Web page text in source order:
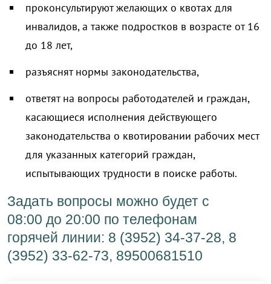
проконсультируют желающих о квотах для
инвалидов, а также подростков в возрасте от 16
до 18 лет,
разъяснят нормы законодательства,
ответят на вопросы работодателей и граждан,
касающиеся исполнения действующего
законодательства о квотировании рабочих мест
для указанных категорий граждан,
испытывающих трудности в поиске работы.
Задать вопросы можно будет с
08:00 до 20:00 по телефонам
горячей линии: 8 (3952) 34-37-28, 8
(3952) 33-62-73, 89500681510